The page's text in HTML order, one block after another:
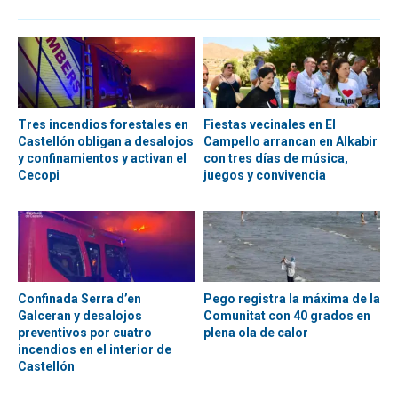
Tres incendios forestales en
Castellón obligan a desalojos
y confinamientos y activan el
Cecopi
Fiestas vecinales en El
Campello arrancan en Alkabir
con tres días de música,
juegos y convivencia
Confinada Serra d’en
Galceran y desalojos
preventivos por cuatro
incendios en el interior de
Castellón
Pego registra la máxima de la
Comunitat con 40 grados en
plena ola de calor